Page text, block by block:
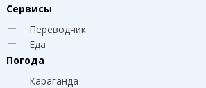
Сервисы
Переводчик
Еда
Погода
Караганда